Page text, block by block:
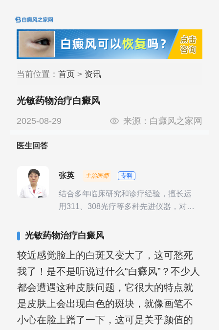
当前位置： 首页> 资讯
光敏药物治疗白癜风
2025-08-29 来源： 白癜风之家网
医生回答
张英 主治医师 专科
结合多年临床研究和诊疗经验，擅长运
用311、308光疗等多种先进仪器，对不
其对女性银屑病、顽固性银屑病、全身
验。
光敏药物治疗白癜风
较近感觉脸上的白斑又变大了，这可愁死
我了！是不是听说过什么“白癜风”？不少人
都会遭遇这种皮肤问题，它很大的特点就
是皮肤上会出现白色的斑块，就像画笔不
小心在脸上蹭了一下，这可是关乎颜值的